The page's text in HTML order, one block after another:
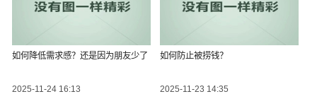
如何降低需求感？还是因为朋友少了
2025-11-24 16:13
如何防止被捞钱？
2025-11-23 14:35